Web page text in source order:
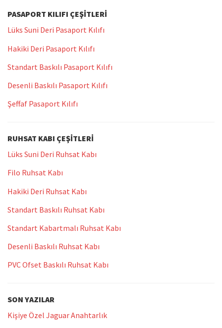
PASAPORT KILIFI ÇEŞITLERI
Lüks Suni Deri Pasaport Kılıfı
Hakiki Deri Pasaport Kılıfı
Standart Baskılı Pasaport Kılıfı
Desenli Baskılı Pasaport Kılıfı
Şeffaf Pasaport Kılıfı
RUHSAT KABI ÇEŞITLERI
Lüks Suni Deri Ruhsat Kabı
Filo Ruhsat Kabı
Hakiki Deri Ruhsat Kabı
Standart Baskılı Ruhsat Kabı
Standart Kabartmalı Ruhsat Kabı
Desenli Baskılı Ruhsat Kabı
PVC Ofset Baskılı Ruhsat Kabı
SON YAZILAR
Kişiye Özel Jaguar Anahtarlık